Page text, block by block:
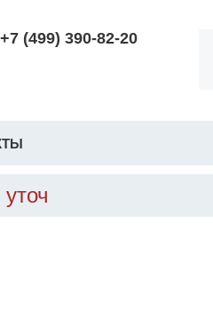
+7 (499) 390-82-20